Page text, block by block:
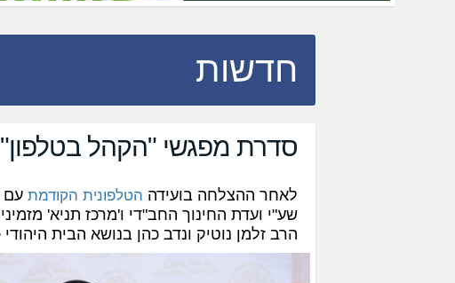
חדשות
סדרת מפגשי "הקהל
לאחר ההצלחה בועידה הטלפונית הקודמת עם
שע"י ועדת החינוך החב"די ו'מרכז תניא'
הרב זלמן נוטיק ונדב כהן בנושא הבית